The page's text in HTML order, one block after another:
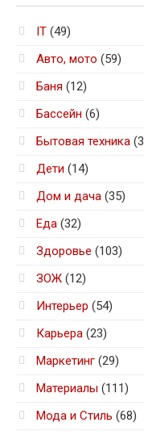
IT (49)
Авто, мото (59)
Баня (12)
Бассейн (6)
Бытовая техника
Дети (14)
Дом и дача (35)
Еда (32)
Здоровье (103)
ЗОЖ (12)
Интерьер (54)
Карьера (23)
Маркетинг (29)
Материалы (111)
Мода и Стиль (68)